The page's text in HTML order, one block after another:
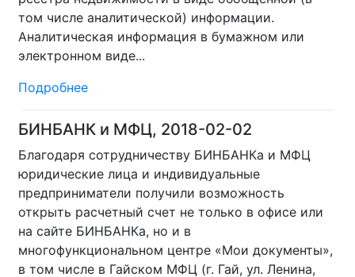
том числе аналитической) информации.
Аналитическая информация в бумажном или
электронном виде...
Подробнее
БИНБАНК и МФЦ, 2018-02-02
Благодаря сотрудничеству БИНБАНКа и МФЦ
юридические лица и индивидуальные
предприниматели получили возможность
открыть расчетный счет не только в офисе или
на сайте БИНБАНКа, но и в
многофункциональном центре «Мои документы»,
в том числе в Гайском МФЦ (г. Гай, ул. Ленина,